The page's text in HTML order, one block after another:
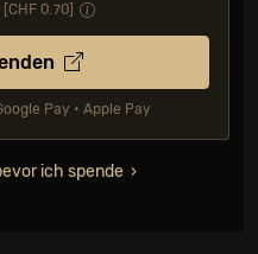
[CHF 0.70
Pay • Apple Pay
ich spende